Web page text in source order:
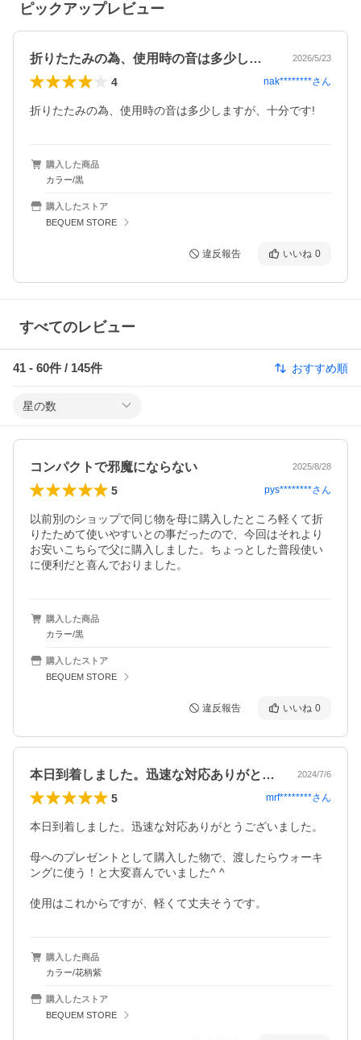
ピックアップレビュー
折りたたみの為、使用時の音は多少します… 2026/5/23
4 nak********さん
折りたたみの為、使用時の音は多少しますが、十分です!
購入した商品
カラー/黒
購入したストア
BEQUEM STORE
違反報告 いいね 0
すべてのレビュー
41 - 60件 / 145件 おすすめ順
星の数
コンパクトで邪魔にならない 2025/8/28
5 pys********さん
以前別のショップで同じ物を母に購入したところ軽くて折
りたためて使いやすいとの事だったので、今回はそれより
お安いこちらで父に購入しました。ちょっとした普段使い
に便利だと喜んでおりました。
購入した商品
カラー/黒
購入したストア
BEQUEM STORE
違反報告 いいね 0
本日到着しました。迅速な対応ありがとう… 2024/7/6
5 mrf********さん
本日到着しました。迅速な対応ありがとうございました。
母へのプレゼントとして購入した物で、渡したらウォーキ
ングに使う！と大変喜んでいました^ ^
使用はこれからですが、軽くて丈夫そうです。
購入した商品
カラー/花柄紫
購入したストア
BEQUEM STORE